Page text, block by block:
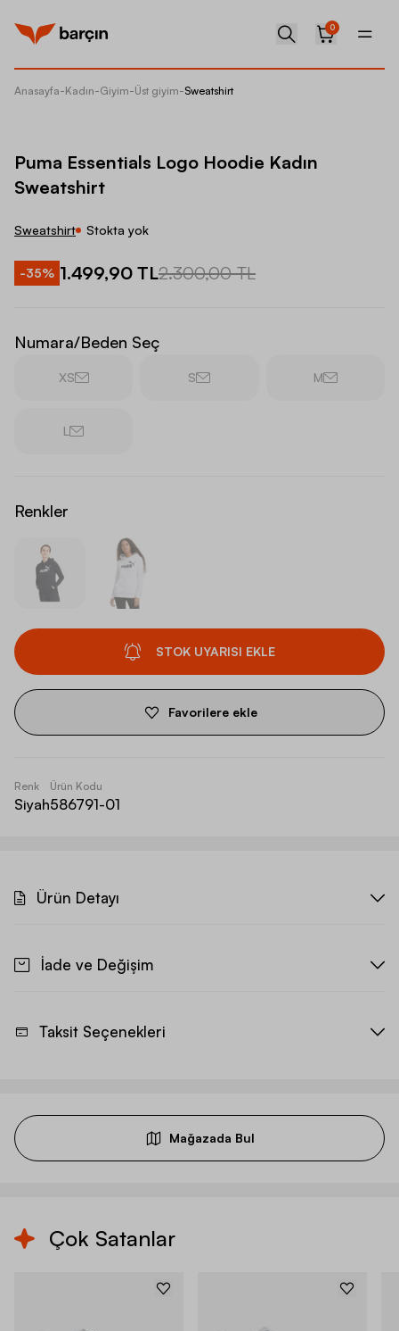
0
Anasayfa-Kadın-Giyim-Üst giyim-Sweatshirt
Puma Essentials Logo Hoodie Kadın
Sweatshirt
Sweatshirt Stokta yok
-35% 1.499,90 TL2.300,00 TL
Numara/Beden Seç
XS S M
L
Renkler
STOK UYARISI EKLE
Favorilere ekle
Renk
Siyah
Ürün Kodu
586791-01
Ürün Detayı
İade ve Değişim
Taksit Seçenekleri
Mağazada Bul
Çok Satanlar